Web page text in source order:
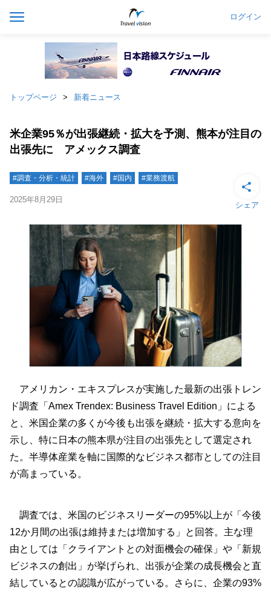
ログイン
トップページ 新着ニュース
米企業95％が出張継続・拡大を予測、熊本が注目の
出張先に アメックス調査
#調査・分析・統計 #海外 #国内 #業務渡航
2025年8月29日
シェア
アメリカン・エキスプレスが実施した最新の出張トレン
ド調査「Amex Trendex: Business Travel Edition」による
と、米国企業の多くが今後も出張を継続・拡大する意向を
示し、特に日本の熊本県が注目の出張先として選定され
た。半導体産業を軸に国際的なビジネス都市としての注目
が高まっている。
調査では、米国のビジネスリーダーの95%以上が「今後
12か月間の出張は維持または増加する」と回答。主な理
由としては「クライアントとの対面機会の確保」や「新規
ビジネスの創出」が挙げられ、出張が企業の成長機会と直
結しているとの認識が広がっている。さらに、企業の93%